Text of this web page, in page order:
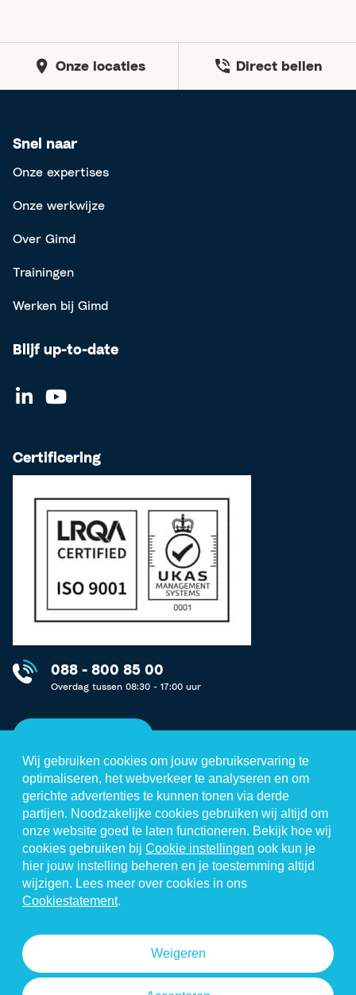
Onze locaties Direct bellen
Snel naar
Onze expertises
Onze werkwijze
Over Gimd
Trainingen
Werken bij Gimd
Blijf up-to-date
Certificering
088 - 800 85 00
Overdag tussen 08:30 - 17:00 uur
© 2026 Gimd.nl
Disclaimer
Privacystatement
Cookiestatement
Algemene voorwaarden
Cookie instellingen
Wij gebruiken cookies om jouw gebruikservaring te
optimaliseren, het webverkeer te analyseren en om
gerichte advertenties te kunnen tonen via derde
partijen. Noodzakelijke cookies gebruiken wij altijd om
onze website goed te laten functioneren. Bekijk hoe wij
cookies gebruiken bij Cookie instellingen ook kun je
hier jouw instelling beheren en je toestemming altijd
wijzigen. Lees meer over cookies in ons
Cookiestatement.
Weigeren